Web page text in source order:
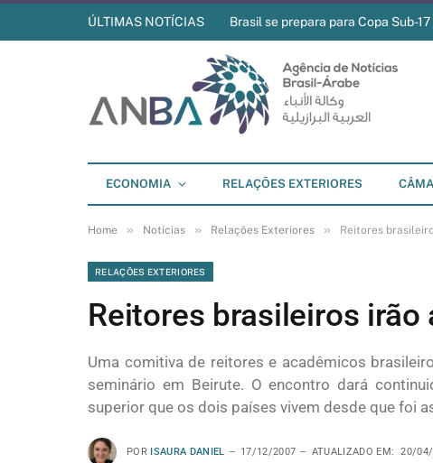
ÚLTIMAS NOTÍCIAS Brasil se prepara para Copa Sub-
ECONOMIA RELAÇÕES EXTERIORES
Home » Notícias » Relações Exteriores » Reitores
RELAÇÕES EXTERIORES
Reitores brasileiros irão
Uma comitiva de reitores e acadêmicos
seminário em Beirute. O encontro dará
superior que os dois países vivem desde que foi
POR ISAURA DANIEL 17/12/2007 ATUALIZADO EM: 20/